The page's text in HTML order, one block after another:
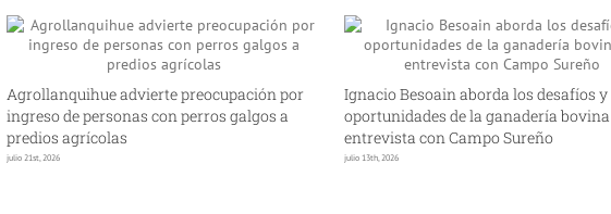
Agrollanquihue advierte preocupación por
ingreso de personas con perros galgos a
predios agrícolas
julio 21st, 2026
Ignacio Besoain aborda los desafíos y
oportunidades de la ganadería
entrevista con Campo Sureño
julio 13th, 2026